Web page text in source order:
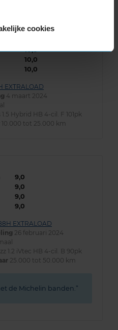
cookies
10,0
10,0
10,0
EXTRALOAD
4 maart 2024
1.5 Hybrid HB 4-cil. F 101pk
10.000 tot 25.000 km
9,0
9,0
9,0
9,0
EXTRALOAD
26 februari 2024
1.2 iVtec HB 4-cil. B 90pk
25.000 tot 50.000 km
de Michelin banden.